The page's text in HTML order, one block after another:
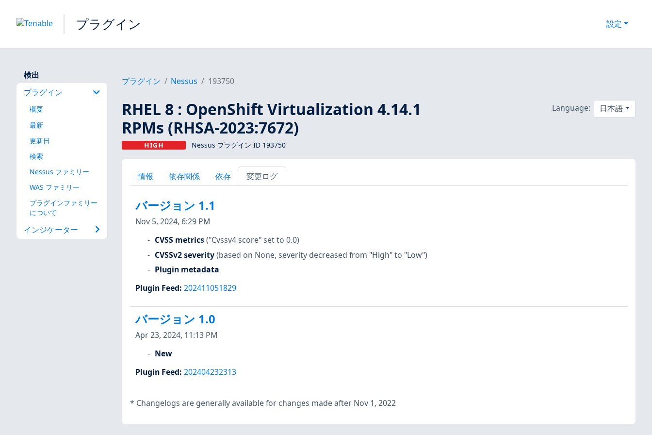
プラグイン 設定
検出
プラグイン
概要
最新
更新日
検索
Nessus ファミリー
WAS ファミリー
プラグインファミリー
について
インジケーター
プラグイン Nessus 193750
RHEL 8 : OpenShift Virtualization 4.14.1
RPMs (RHSA-2023:7672)
HIGH Nessus プラグイン ID 193750
Language: 日本語
情報 依存関係 依存 変更ログ
バージョン 1.1
Nov 5, 2024, 6:29 PM
CVSS metrics("Cvssv4 score" set to 0.0)
CVSSv2 severity(based on None, severity decreased from "High" to "Low")
Plugin metadata
Plugin Feed: 202411051829
バージョン 1.0
Apr 23, 2024, 11:13 PM
New
Plugin Feed: 202404232313
* Changelogs are generally available for changes made after Nov 1, 2022